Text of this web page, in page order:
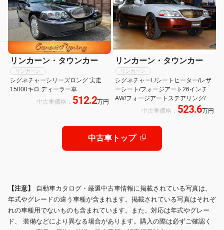
リンカーン・タウンカー
リンカーン
シグネチャーシリーズロング 実走
15000キロ ディーラー車
中古車価格： 512.2万円
リンカーン・タウンカー
リンカーン
シグネチャーL/シートヒーター/レザ
ーシート/フォージアート26インチ
AW/フォージアートステアリング/エ
アサス/ETC/JLオーディオシステム/
中古車価格： 523.6万円
中古車トップ
【注意】 自動車カタログ・厳選中古車情報に掲載されている写真は、
年式やグレードの違う車種が含まれます。掲載されている写真はそれぞ
れの車種用でないものも含まれています。また、対応は年式やグレー
ド、 装備などにより異なる場合があります。購入の際は必ずご確認く